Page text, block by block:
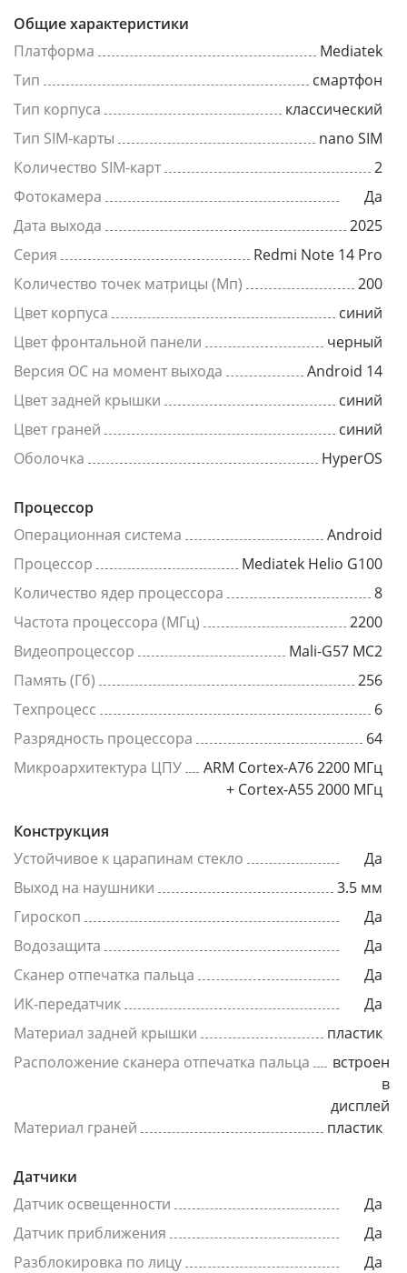
Общие характеристики
Платформа
Mediatek
Тип
смартфон
Тип корпуса
классический
Тип SIM-карты
nano SIM
Количество SIM-карт
2
Фотокамера
Да
Дата выхода
2025
Серия
Redmi Note 14 Pro
Количество точек матрицы (Мп)
200
Цвет корпуса
синий
Цвет фронтальной панели
черный
Версия ОС на момент выхода
Android 14
Цвет задней крышки
синий
Цвет граней
синий
Оболочка
HyperOS
Процессор
Операционная система
Android
Процессор
Mediatek Helio G100
Количество ядер процессора
8
Частота процессора (МГц)
2200
Видеопроцессор
Mali-G57 MC2
Память (Гб)
256
Техпроцесс
6
Разрядность процессора
64
Микроархитектура ЦПУ
ARM Cortex-A76 2200 МГц
+ Cortex-A55 2000 МГц
Конструкция
Устойчивое к царапинам стекло
Да
Выход на наушники
3.5 мм
Гироскоп
Да
Водозащита
Да
Сканер отпечатка пальца
Да
ИК-передатчик
Да
Материал задней крышки
пластик
Расположение сканера отпечатка пальца
встроен
в
дисплей
Материал граней
пластик
Датчики
Датчик освещенности
Да
Датчик приближения
Да
Разблокировка по лицу
Да